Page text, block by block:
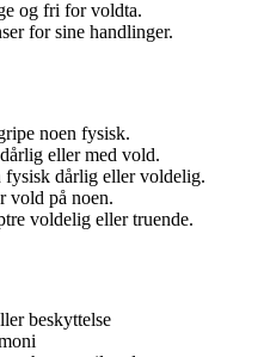
og fri for voldta.
for sine handlinger.
noen fysisk.
eller med vold.
fysisk dårlig eller voldelig.
vold på noen.
voldelig eller truende.
beskyttelse